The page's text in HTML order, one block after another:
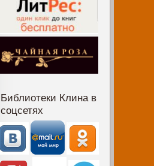
Библиотеки Клина в
соцсетях